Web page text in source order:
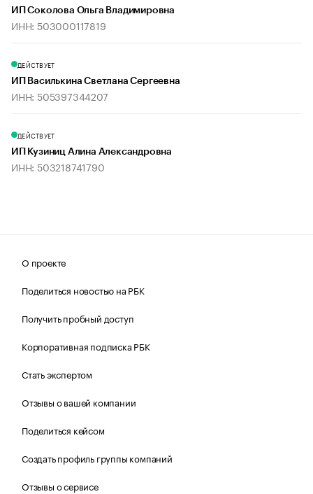
ИП Соколова Ольга Владимировна
ИНН: 503000117819
ДЕЙСТВУЕТ
ИП Василькина Светлана Сергеевна
ИНН: 505397344207
ДЕЙСТВУЕТ
ИП Кузиниц Алина Александровна
ИНН: 503218741790
О проекте
Поделиться новостью на РБК
Получить пробный доступ
Корпоративная подписка РБК
Стать экспертом
Отзывы о вашей компании
Поделиться кейсом
Создать профиль группы компаний
Отзывы о сервисе